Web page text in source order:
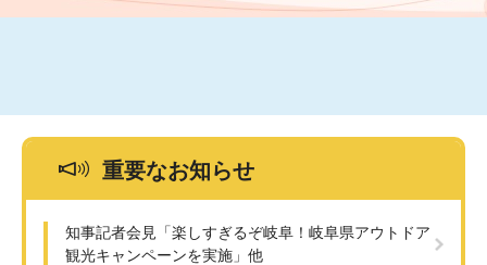
重要なお知らせ
知事記者会見「楽しすぎるぞ岐阜！岐阜県アウトドア
観光キャンペーンを実施」他